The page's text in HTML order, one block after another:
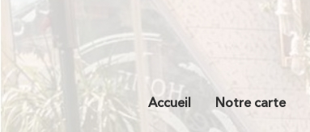
Accueil Notre carte